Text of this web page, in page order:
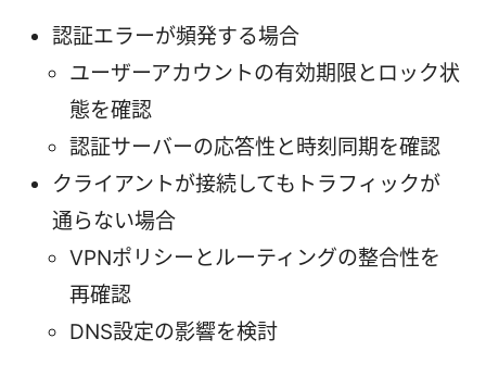
認証エラーが頻発する場合
ユーザーアカウントの有効期限とロック状
態を確認
認証サーバーの応答性と時刻同期を確認
クライアントが接続してもトラフィックが
通らない場合
VPNポリシーとルーティングの整合性を
再確認
DNS設定の影響を検討